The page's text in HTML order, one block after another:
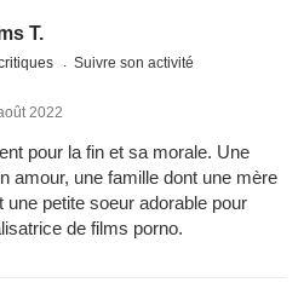
T.
Suivre son activité
2022
pour la fin et sa morale. Une
amour, une famille dont une mère
petite soeur adorable pour
de films porno.